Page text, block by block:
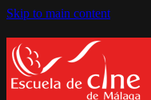
Skip to main content